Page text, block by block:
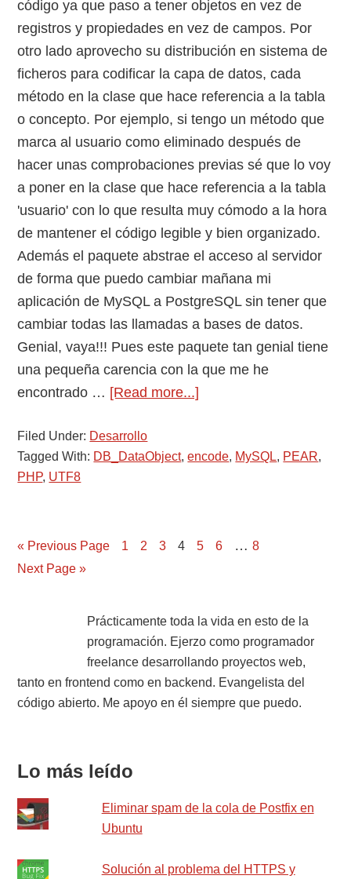
código ya que paso a tener objetos en vez de
registros y propiedades en vez de campos. Por
otro lado aprovecho su distribución en sistema de
ficheros para codificar la capa de datos, cada
método en la clase que hace referencia a la tabla
o concepto. Por ejemplo, si tengo un método que
marca al usuario como eliminado después de
hacer unas comprobaciones previas sé que lo voy
a poner en la clase que hace referencia a la tabla
'usuario' con lo que resulta muy cómodo a la hora
de mantener el código legible y bien organizado.
Además el paquete abstrae el acceso al servidor
de forma que puedo cambiar mañana mi
aplicación de MySQL a PostgreSQL sin tener que
cambiar todas las llamadas a bases de datos.
Genial, vaya!!! Pues este paquete tan genial tiene
una pequeña carencia con la que me he
encontrado … [Read more...]
+
Filed Under: Desarrollo
Tagged With: DB_DataObject,encode, MySQL, PEAR,
PHP, UTF8
« Previous Page Page
1 Page
2 Page
3 Page
4 Page
5 Page
6 … Page
8
Next Page »
Primary
Sidebar
Prácticamente toda la vida en esto de la
programación. Ejerzo como programador
freelance desarrollando proyectos web,
tanto en frontend como en backend. Evangelista del
código abierto. Me apoyo en él siempre que puedo.
Lo más leído
Eliminar spam de la cola de Postfix en
Ubuntu
Solución al problema del HTTPS y